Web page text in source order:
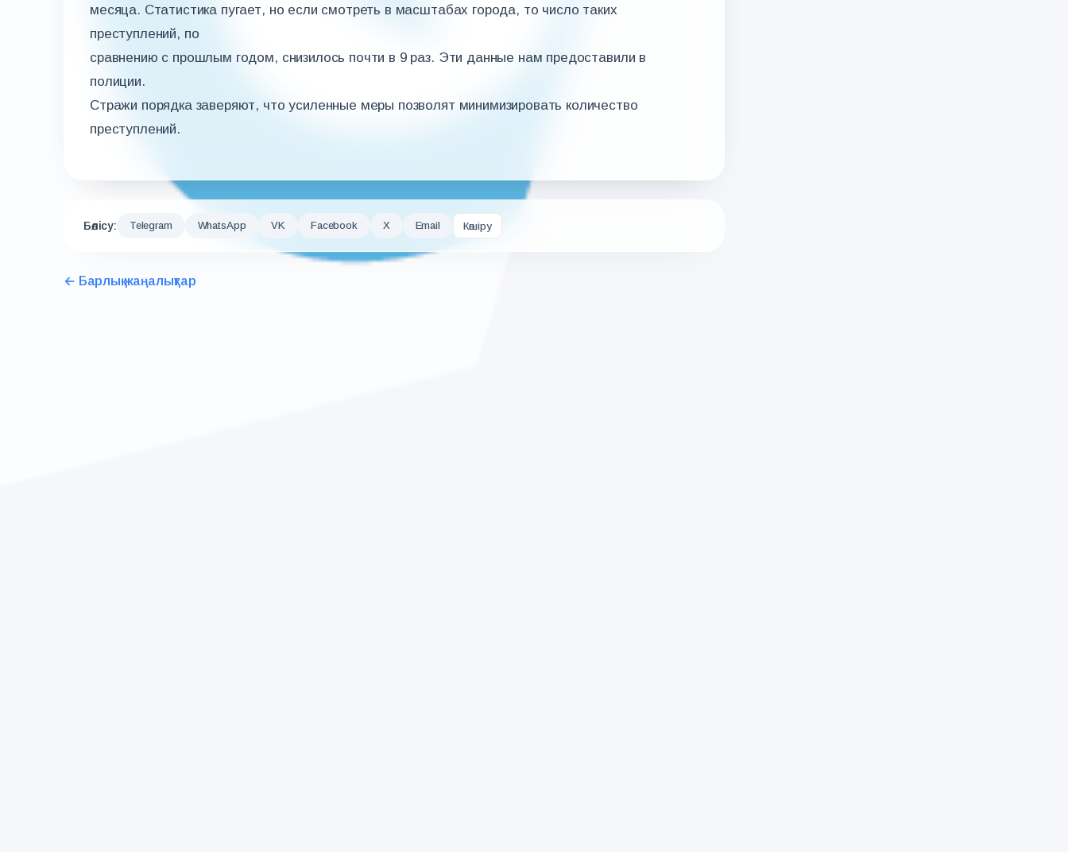
месяца. Статистика пугает, но если смотреть в масштабах города, то число таких
преступлений, по
сравнению с прошлым годом, снизилось почти в 9 раз. Эти данные нам предоставили в
полиции.
Стражи порядка заверяют, что усиленные меры позволят минимизировать количество
преступлений.
Бөлісу: Telegram WhatsApp VK Facebook X Email Көшіру
← Барлық жаңалықтар